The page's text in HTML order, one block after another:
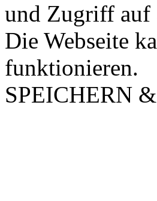
und Zugriff auf
Die Webseite
funktionieren.
SPEICHERN